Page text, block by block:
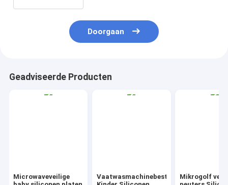
Doorgaan
Geadviseerde Producten
Microwaveveilige
VaatwasmachinebestendigeMikrogolf